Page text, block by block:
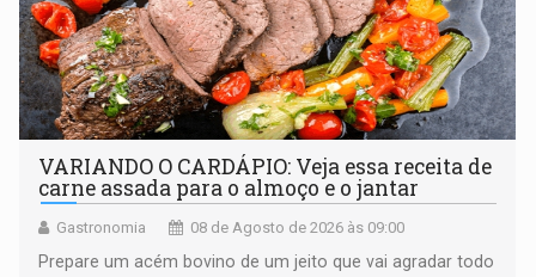
VARIANDO O CARDÁPIO: Veja essa receita de
carne assada para o almoço e o jantar
Gastronomia 08 de Agosto de 2026 às 09:00
Prepare um acém bovino de um jeito que vai agradar todo